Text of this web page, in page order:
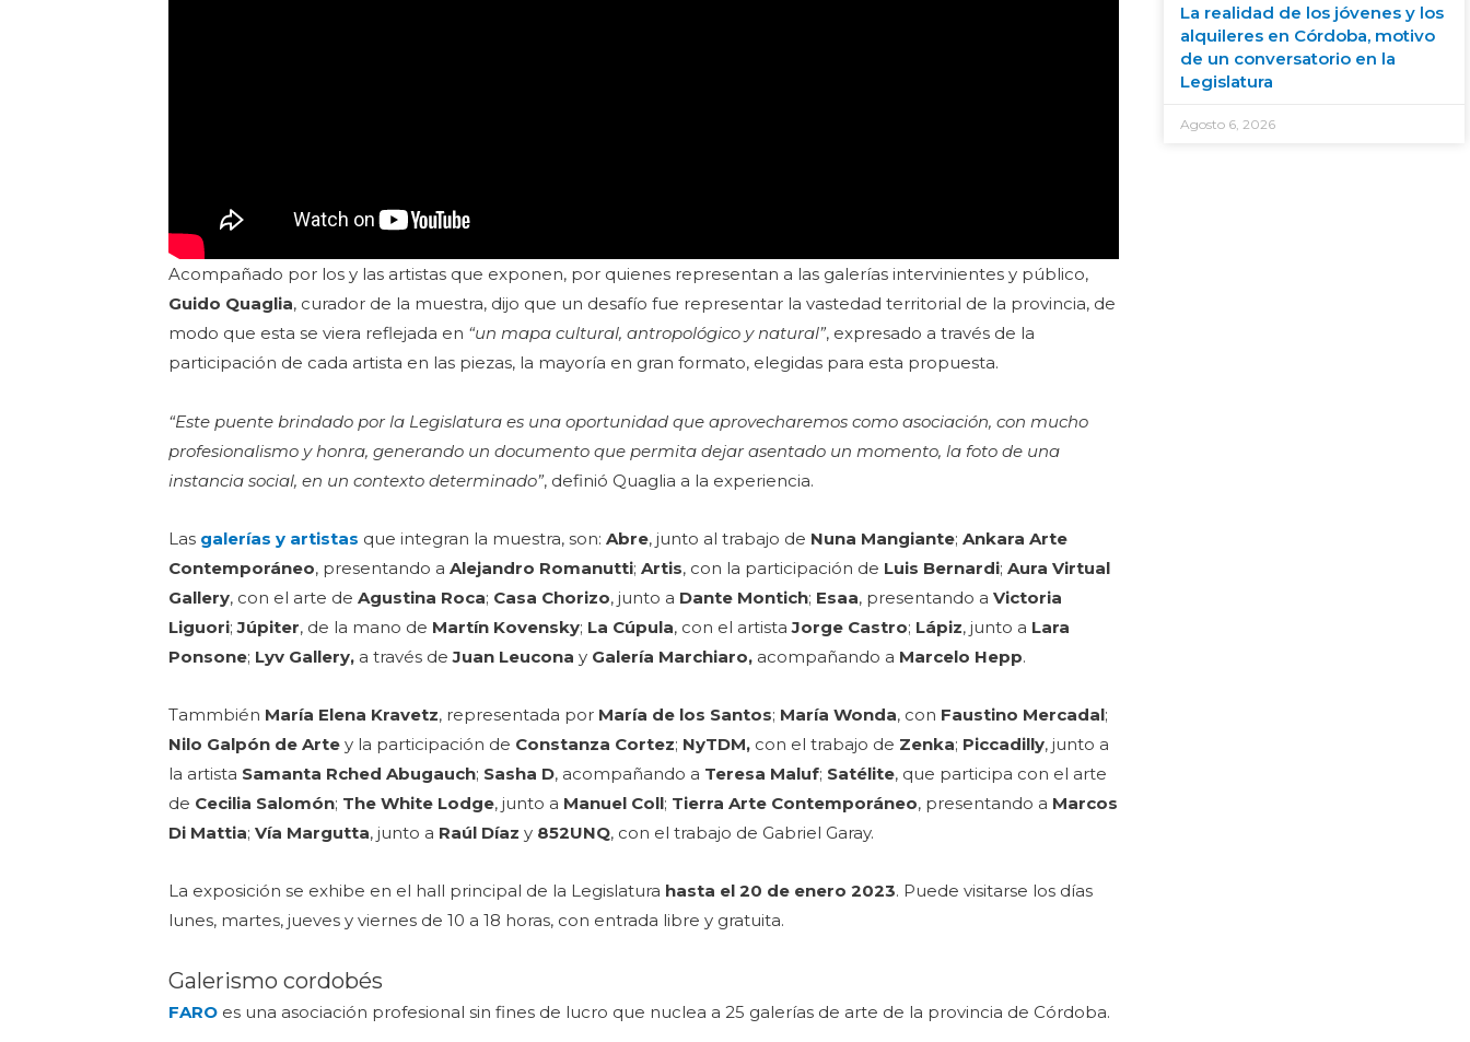
Acompañado por los y las artistas que exponen, por quienes representan a las galerías intervinientes y público,
Guido Quaglia, curador de la muestra, dijo que un desafío fue representar la vastedad territorial de la provincia, de
modo que esta se viera reflejada en “un mapa cultural, antropológico y natural”, expresado a través de la
participación de cada artista en las piezas, la mayoría en gran formato, elegidas para esta propuesta.
“Este puente brindado por la Legislatura es una oportunidad que aprovecharemos como asociación, con mucho
profesionalismo y honra, generando un documento que permita dejar asentado un momento, la foto de una
instancia social, en un contexto determinado”, definió Quaglia a la experiencia.
Las galerías y artistas que integran la muestra, son:Abre, junto al trabajo de Nuna Mangiante;Ankara Arte
Contemporáneo, presentando aAlejandro Romanutti;Artis, con la participación de Luis Bernardi;Aura Virtual
Gallery, con el arte deAgustina Roca; Casa Chorizo, junto a Dante Montich; Esaa, presentando aVictoria
Liguori;Júpiter, de la mano de Martín Kovensky; La Cúpula, con el artistaJorge Castro; Lápiz, junto a Lara
Ponsone; Lyv Gallery, a través deJuan Leucona y Galería Marchiaro, acompañando a Marcelo Hepp.
Tammbién María Elena Kravetz, representada por María de los Santos; María Wonda, con Faustino Mercadal;
Nilo Galpón de Arte y la participación de Constanza Cortez; NyTDM, con el trabajo de Zenka; Piccadilly, junto a
la artista Samanta Rched Abugauch; Sasha D, acompañando a Teresa Maluf; Satélite, que participa con el arte
de Cecilia Salomón; The White Lodge, junto a Manuel Coll; Tierra Arte Contemporáneo, presentando a Marcos
Di Mattia;Vía Margutta, junto a Raúl Díaz y 852UNQ, con el trabajo de Gabriel Garay.
La exposición se exhibe en el hall principal de la Legislatura hasta el 20 de enero 2023. Puede visitarse los días
lunes, martes, jueves y viernes de 10 a 18 horas, con entrada libre y gratuita.
Galerismo cordobés
FARO es una asociación profesional sin fines de lucro que nuclea a 25 galerías de arte de la provincia de Córdoba.
La realidad de los jóvenes y los
alquileres en Córdoba, motivo
de un conversatorio en la
Legislatura
Agosto 6, 2026